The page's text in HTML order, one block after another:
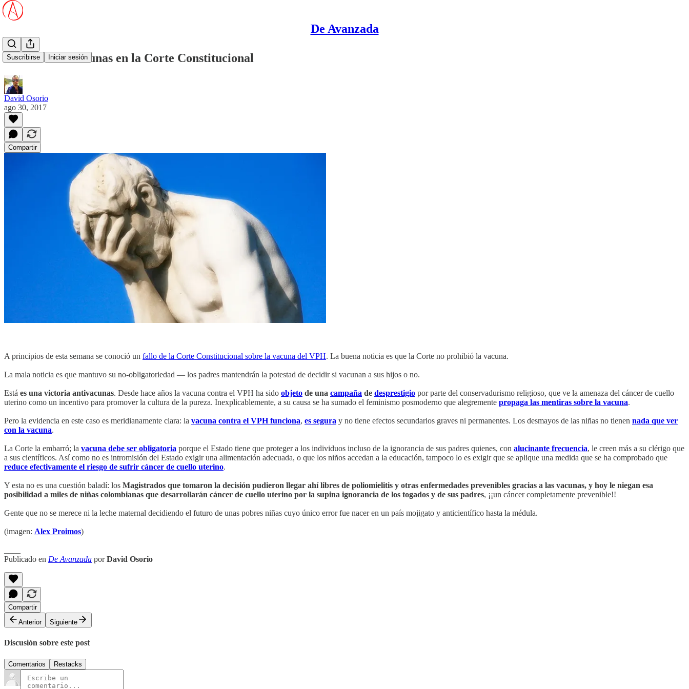
De Avanzada
Suscribirse Iniciar sesión
Victoria antivacunas en la Corte Constitucional
David Osorio
ago 30, 2017
Compartir
A principios de esta semana se conoció un fallo de la Corte Constitucional sobre la vacuna del VPH. La buena noticia es que la Corte no prohibió la vacuna.
La mala noticia es que mantuvo su no-obligatoriedad — los padres mantendrán la potestad de decidir si vacunan a sus hijos o no.
Está es una victoria antivacunas. Desde hace años la vacuna contra el VPH ha sido objeto de una campaña de desprestigio por parte del conservadurismo religioso, que ve la amenaza del cáncer de cuello
uterino como un incentivo para promover la cultura de la pureza. Inexplicablemente, a su causa se ha sumado el feminismo posmoderno que alegremente propaga las mentiras sobre la vacuna.
Pero la evidencia en este caso es meridianamente clara: la vacuna contra el VPH funciona, es segura y no tiene efectos secundarios graves ni permanentes. Los desmayos de las niñas no tienen nada que ver
con la vacuna.
La Corte la embarró; la vacuna debe ser obligatoria porque el Estado tiene que proteger a los individuos incluso de la ignorancia de sus padres quienes, con alucinante frecuencia, le creen más a su clérigo que
a sus científicos. Así como no es intromisión del Estado exigir una alimentación adecuada, o que los niños accedan a la educación, tampoco lo es exigir que se aplique una medida que se ha comprobado que
reduce efectivamente el riesgo de sufrir cáncer de cuello uterino.
Y esta no es una cuestión baladí: los Magistrados que tomaron la decisión pudieron llegar ahí libres de poliomielitis y otras enfermedades prevenibles gracias a las vacunas, y hoy le niegan esa
posibilidad a miles de niñas colombianas que desarrollarán cáncer de cuello uterino por la supina ignorancia de los togados y de sus padres, ¡¡un cáncer completamente prevenible!!
Gente que no se merece ni la leche maternal decidiendo el futuro de unas pobres niñas cuyo único error fue nacer en un país mojigato y anticientífico hasta la médula.
(imagen: Alex Proimos)
Publicado en De Avanzada porDavid Osorio
Compartir
Anterior
Siguiente
Discusión sobre este post
Comentarios Restacks